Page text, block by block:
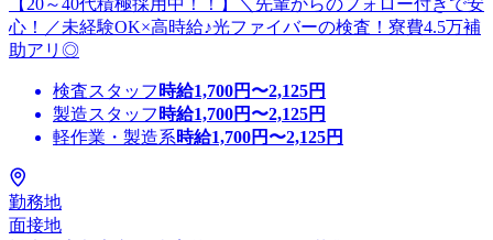
心！／未経験OK×高時給♪光ファイバーの検査！寮費4.5万補
助アリ◎
検査スタッフ 時給1,700円〜2,125円
製造スタッフ 時給1,700円〜2,125円
軽作業・製造系時給1,700円〜2,125円
勤務地
面接地